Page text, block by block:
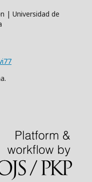
| Universidad de